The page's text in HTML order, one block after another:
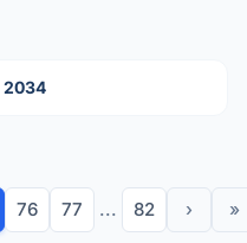
2034
76 77 ... 82 › »